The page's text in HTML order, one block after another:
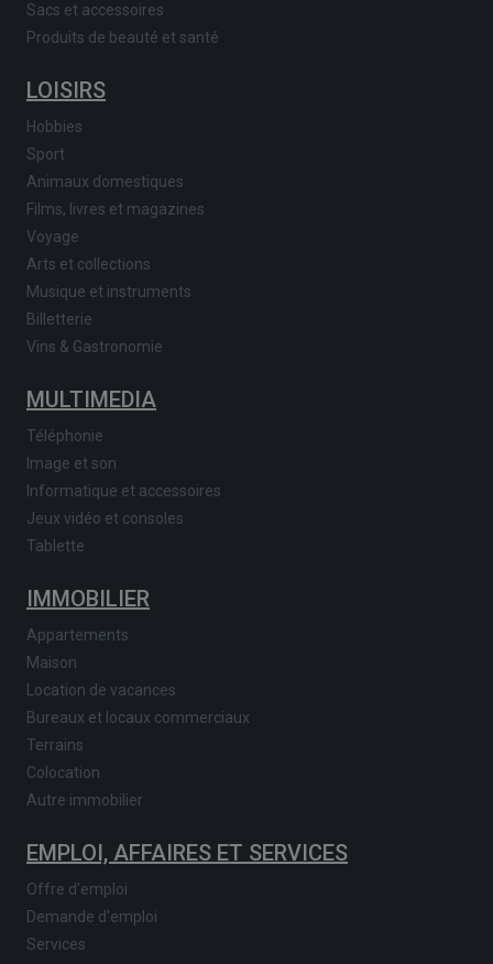
Sacs et accessoires
Produits de beauté et santé
LOISIRS
Hobbies
Sport
Animaux domestiques
Films, livres et magazines
Voyage
Arts et collections
Musique et instruments
Billetterie
Vins & Gastronomie
MULTIMEDIA
Téléphonie
Image et son
Informatique et accessoires
Jeux vidéo et consoles
Tablette
IMMOBILIER
Appartements
Maison
Location de vacances
Bureaux et locaux commerciaux
Terrains
Colocation
Autre immobilier
EMPLOI, AFFAIRES ET SERVICES
Offre d'emploi
Demande d'emploi
Services